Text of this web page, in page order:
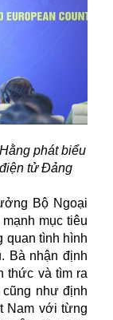
phát biểu
tử Đảng
Bộ Ngoại
mục tiêu
quan tình hình
Bà nhận định
thức và tìm ra
như định
Nam với từng